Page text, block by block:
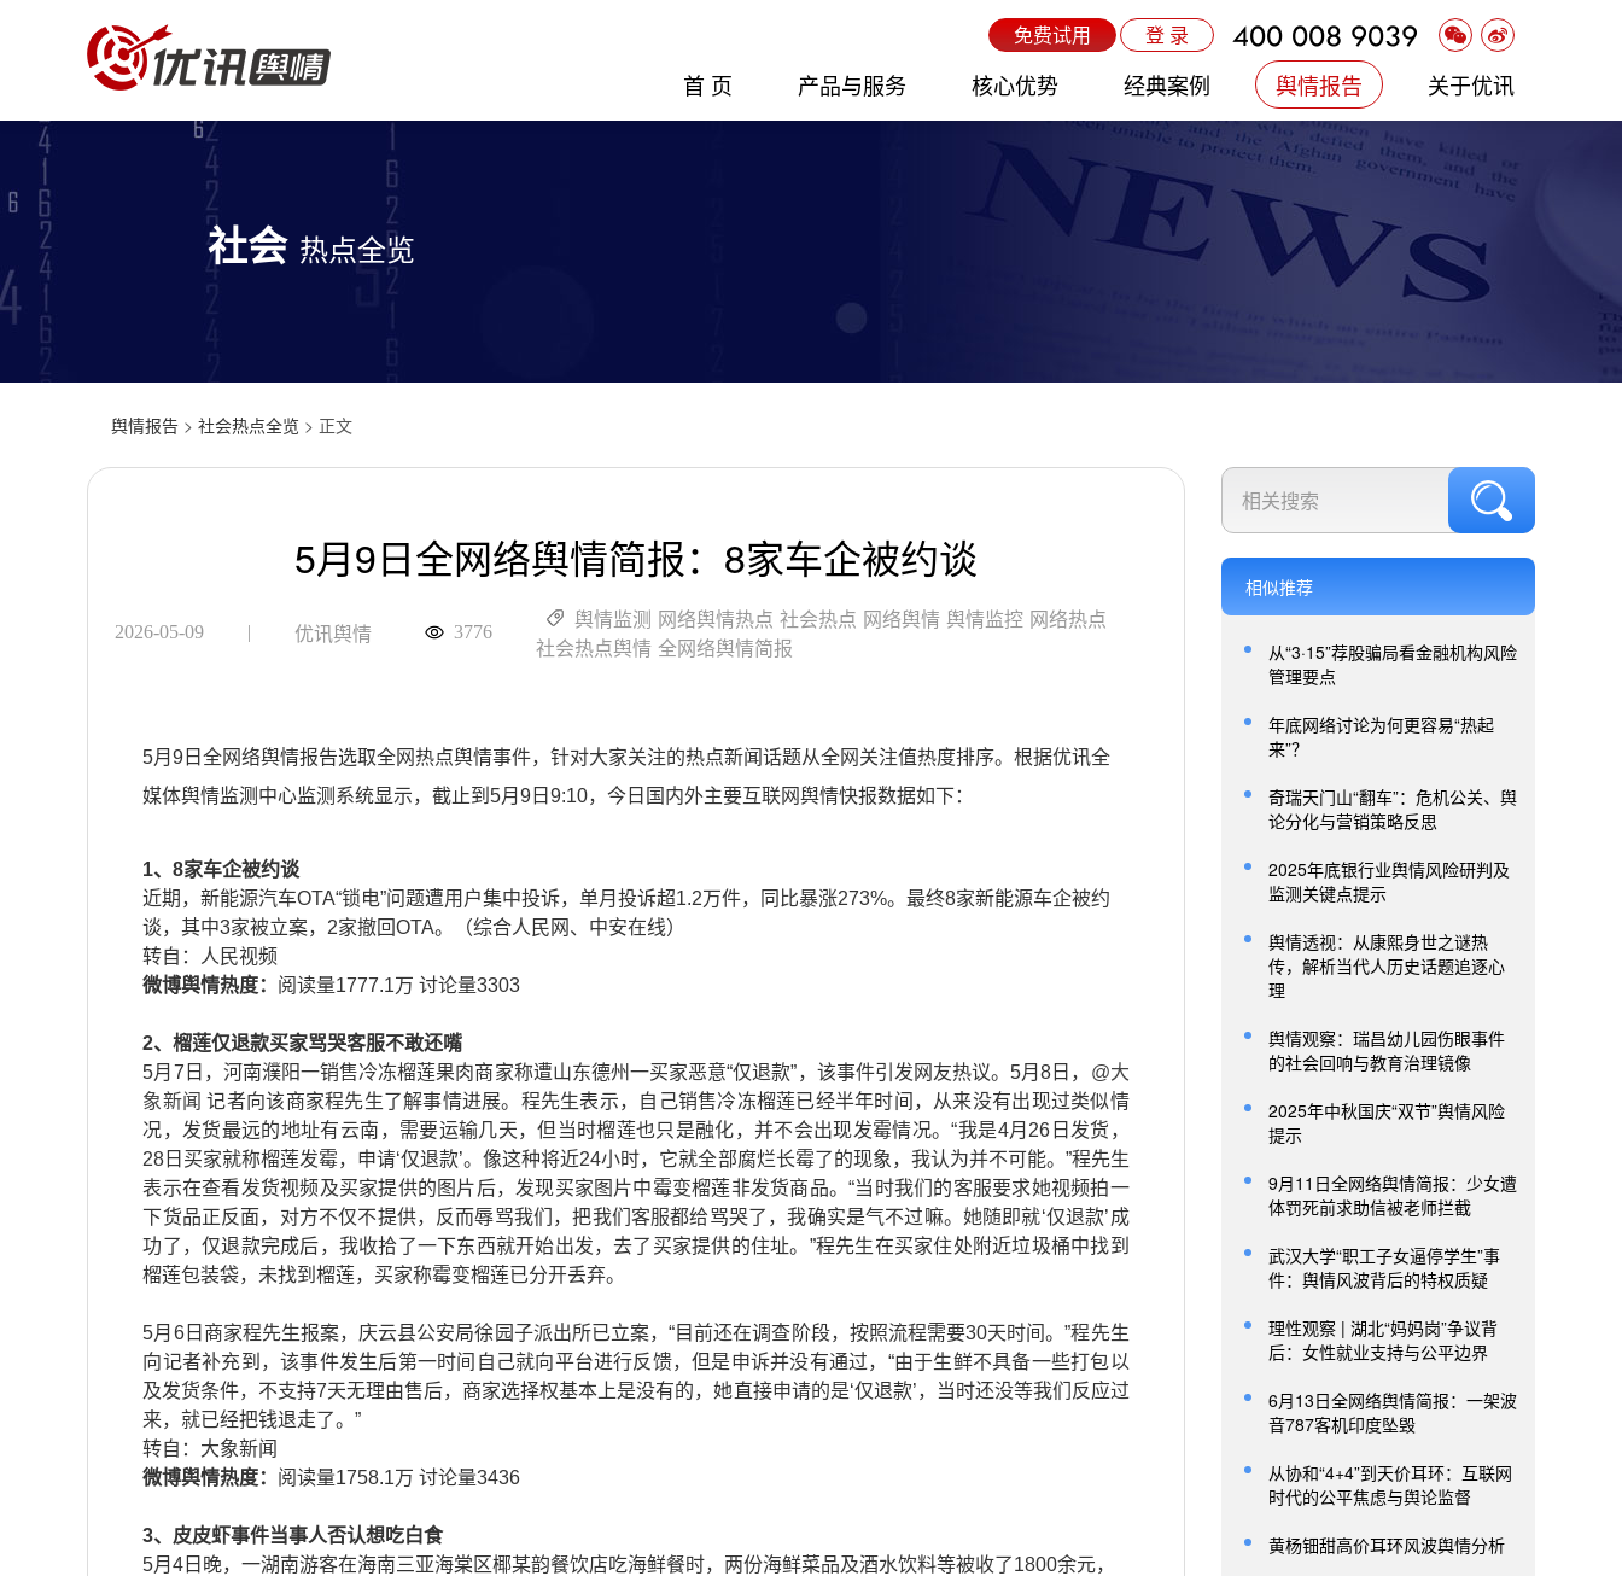
免费试用 登 录 400 008 9039
首 页 产品与服务 核心优势 经典案例 舆情报告 关于优讯
社会 热点全览
舆情报告 > 社会热点全览 > 正文
5月9日全网络舆情简报：8家车企被约谈
2026-05-09 | 优讯舆情 3776
舆情监测 网络舆情热点 社会热点 网络舆情 舆情监控 网络热点
社会热点舆情 全网络舆情简报
5月9日全网络舆情报告选取全网热点舆情事件，针对大家关注的热点新闻话题从全网关注值热度排序。根据优讯全
媒体舆情监测中心监测系统显示，截止到5月9日9:10，今日国内外主要互联网舆情快报数据如下：
1、8家车企被约谈
近期，新能源汽车OTA“锁电”问题遭用户集中投诉，单月投诉超1.2万件，同比暴涨273%。最终8家新能源车企被约
谈，其中3家被立案，2家撤回OTA。（综合人民网、中安在线）
​转自：人民视频
微博舆情热度： 阅读量1777.1万 讨论量3303
2、榴莲仅退款买家骂哭客服不敢还嘴
5月7日，河南濮阳一销售冷冻榴莲果肉商家称遭山东德州一买家恶意“仅退款”，该事件引发网友热议。5月8日， @大
象新闻 记者向该商家程先生了解事情进展。程先生表示，自己销售冷冻榴莲已经半年时间，从来没有出现过类似情
况，发货最远的地址有云南，需要运输几天，但当时榴莲也只是融化，并不会出现发霉情况。“我是4月26日发货，
28日买家就称榴莲发霉，申请‘仅退款’。像这种将近24小时，它就全部腐烂长霉了的现象，我认为并不可能。”程先生
表示在查看发货视频及买家提供的图片后，发现买家图片中霉变榴莲非发货商品。“当时我们的客服要求她视频拍一
下货品正反面，对方不仅不提供，反而辱骂我们，把我们客服都给骂哭了，我确实是气不过嘛。她随即就‘仅退款’成
功了，仅退款完成后，我收拾了一下东西就开始出发，去了买家提供的住址。”程先生在买家住处附近垃圾桶中找到
榴莲包装袋，未找到榴莲，买家称霉变榴莲已分开丢弃。
5月6日商家程先生报案，庆云县公安局徐园子派出所已立案，“目前还在调查阶段，按照流程需要30天时间。”程先生
向记者补充到，该事件发生后第一时间自己就向平台进行反馈，但是申诉并没有通过，“由于生鲜不具备一些打包以
及发货条件，不支持7天无理由售后，商家选择权基本上是没有的，她直接申请的是‘仅退款’，当时还没等我们反应过
来，就已经把钱退走了。”
​​转自：大象新闻
微博舆情热度： 阅读量1758.1万 讨论量3436
3、皮皮虾事件当事人否认想吃白食
5月4日晚，一湖南游客在海南三亚海棠区椰某韵餐饮店吃海鲜餐时，两份海鲜菜品及酒水饮料等被收了1800余元，
相似推荐
从“3·15”荐股骗局看金融机构风险
管理要点
年底网络讨论为何更容易“热起
来”？
奇瑞天门山“翻车”：危机公关、舆
论分化与营销策略反思
2025年底银行业舆情风险研判及
监测关键点提示
舆情透视：从康熙身世之谜热
传，解析当代人历史话题追逐心
理
舆情观察：瑞昌幼儿园伤眼事件
的社会回响与教育治理镜像
2025年中秋国庆“双节”舆情风险
提示
9月11日全网络舆情简报：少女遭
体罚死前求助信被老师拦截
武汉大学“职工子女逼停学生”事
件：舆情风波背后的特权质疑
理性观察 | 湖北“妈妈岗”争议背
后：女性就业支持与公平边界
6月13日全网络舆情简报：一架波
音787客机印度坠毁
从协和“4+4”到天价耳环：互联网
时代的公平焦虑与舆论监督
黄杨钿甜高价耳环风波舆情分析